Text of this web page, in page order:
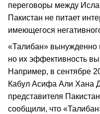
переговоры между
Пакистан не питает
имеющегося
«Талибан» вынужденно
но их эффективность
Например, в сентябре
Кабул Асифа Али Хана
представителя
сообщили, что